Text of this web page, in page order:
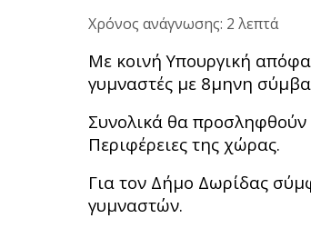
Χρόνος ανάγνωσης: 2 λεπτά
Με κοινή Υπουργική
γυμναστές με 8μηνη
Συνολικά θα
Περιφέρειες της χώρας.
Για τον Δήμο Δωρίδας
γυμναστών.